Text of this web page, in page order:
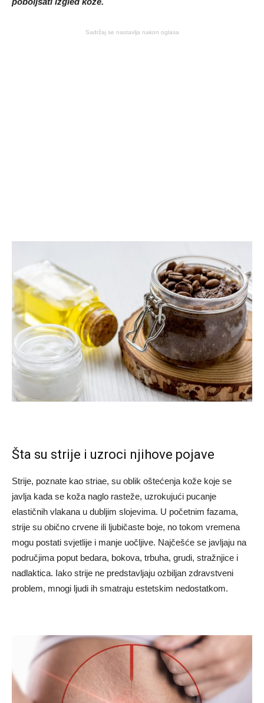
Sadržaj se nastavlja nakon oglasa
Šta su strije i uzroci njihove pojave
Strije, poznate kao striae, su oblik oštećenja kože koje se
javlja kada se koža naglo rasteže, uzrokujući pucanje
elastičnih vlakana u dubljim slojevima. U početnim fazama,
strije su obično crvene ili ljubičaste boje, no tokom vremena
mogu postati svjetlije i manje uočljive. Najčešće se javljaju na
područjima poput bedara, bokova, trbuha, grudi, stražnjice i
nadlaktica. Iako strije ne predstavljaju ozbiljan zdravstveni
problem, mnogi ljudi ih smatraju estetskim nedostatkom.